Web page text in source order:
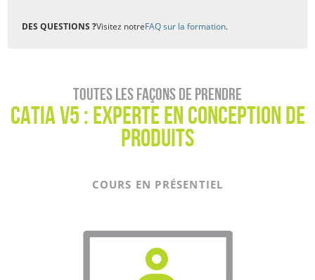
DES QUESTIONS ?Visitez notreFAQ sur la formation.
Toutes les façons de prendre
CATIA V5 : Experte en conception de
produits
COURS EN PRÉSENTIEL